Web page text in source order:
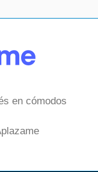
en cómodos